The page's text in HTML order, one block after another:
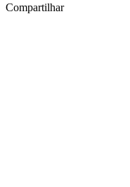
Compartilhar